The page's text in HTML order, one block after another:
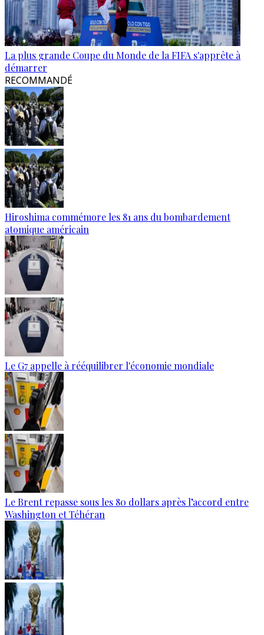
La plus grande Coupe du Monde de la FIFA s'apprête à
démarrer
RECOMMANDÉ
Hiroshima commémore les 81 ans du bombardement
atomique américain
Le G7 appelle à rééquilibrer l'économie mondiale
Le Brent repasse sous les 80 dollars après l’accord entre
Washington et Téhéran